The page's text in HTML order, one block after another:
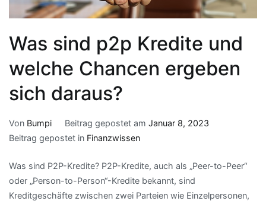
Was sind p2p Kredite und
welche Chancen ergeben
sich daraus?
Von Bumpi Beitrag gepostet am Januar 8, 2023
Beitrag gepostet in Finanzwissen
Was sind P2P-Kredite? P2P-Kredite, auch als „Peer-to-Peer“
oder „Person-to-Person“-Kredite bekannt, sind
Kreditgeschäfte zwischen zwei Parteien wie Einzelpersonen,